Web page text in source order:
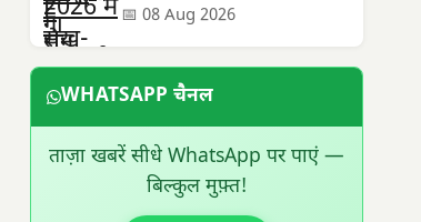
के ऋण स्वीकृत; तरणजीत
📅 08 Aug 2026
WHATSAPP चैनल
ताज़ा खबरें सीधे WhatsApp पर पाएं —
बिल्कुल मुफ़्त!